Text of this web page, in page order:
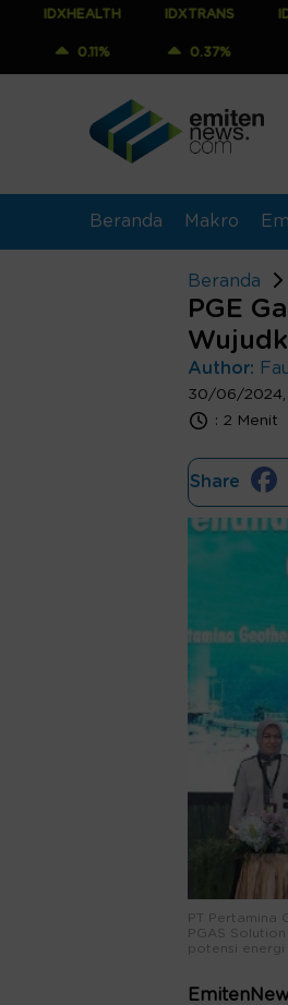
IDXTRANS
0.37%
IDXENERGY
1.22%
Beranda Makro
Beranda
PGE
Author:
30/06/2024,
: 2 Menit
Share
PT Pertamina
PGAS
potensi energi